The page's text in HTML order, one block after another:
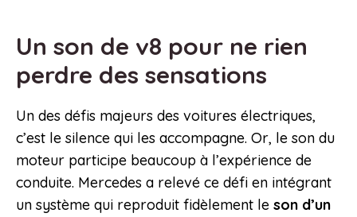
Un son de v8 pour ne rien
perdre des sensations
Un des défis majeurs des voitures électriques,
c’est le silence qui les accompagne. Or, le son du
moteur participe beaucoup à l’expérience de
conduite. Mercedes a relevé ce défi en intégrant
un système qui reproduit fidèlement le son d’un